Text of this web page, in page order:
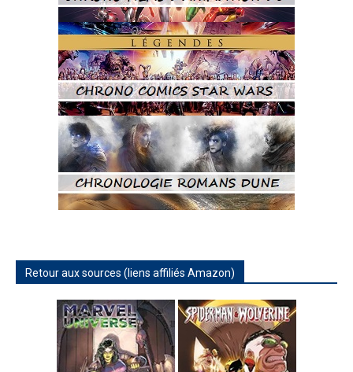
Retour aux sources (liens affiliés Amazon)